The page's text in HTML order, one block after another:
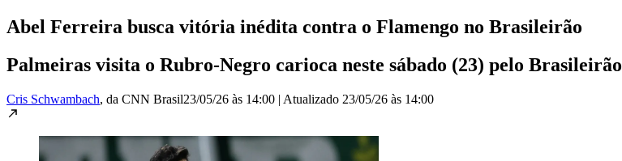
Abel Ferreira busca vitória inédita contra o Flamengo no Brasileirão
Palmeiras visita o Rubro-Negro carioca neste sábado (23) pelo Brasileirão
Cris Schwambach, da CNN Brasil23/05/26 às 14:00 | Atualizado 23/05/26 às 14:00